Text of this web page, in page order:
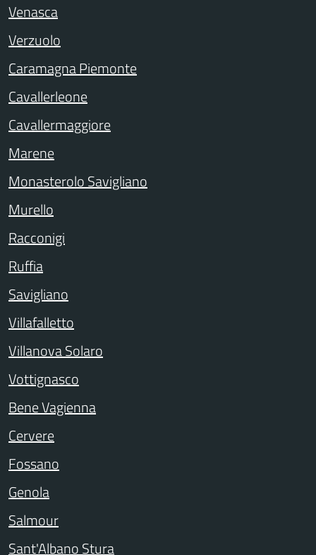
Venasca
Verzuolo
Caramagna Piemonte
Cavallerleone
Cavallermaggiore
Marene
Monasterolo Savigliano
Murello
Racconigi
Ruffia
Savigliano
Villafalletto
Villanova Solaro
Vottignasco
Bene Vagienna
Cervere
Fossano
Genola
Salmour
Sant'Albano Stura